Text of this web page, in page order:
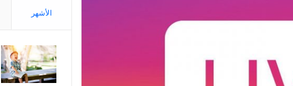
الأشهر